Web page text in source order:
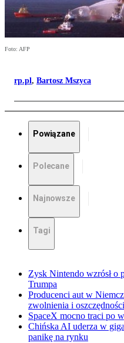
Foto: AFP
rp.pl, Bartosz Mszyca
Powiązane
Polecane
Najnowsze
Tagi
Zysk Nintendo wzrósł o
Trumpa
Producenci aut w
zwolnienia i oszczędności
SpaceX mocno traci po
Chińska AI uderza w
panikę na rynku